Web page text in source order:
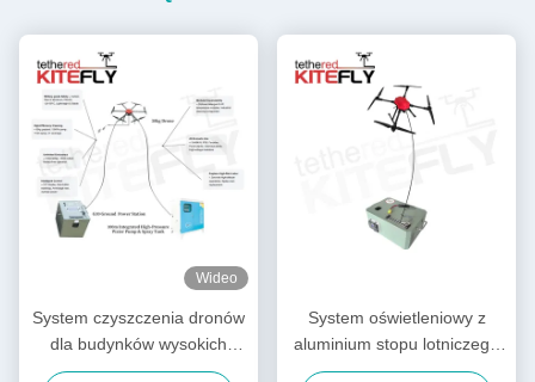
Wideo
System czyszczenia dronów
dla budynków wysokich
Kitefly
System oświetleniowy z
aluminium stopu lotniczego
M40 IP54 Kitefly